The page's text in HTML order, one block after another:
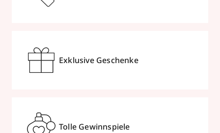
Exklusive Geschenke
Tolle Gewinnspiele